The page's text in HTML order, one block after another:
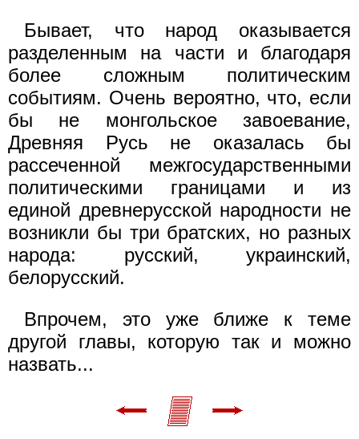
Бывает, что народ оказывается
разделенным на части и благодаря
более сложным политическим
событиям. Очень вероятно, что, если
бы не монгольское завоевание,
Древняя Русь не оказалась бы
рассеченной межгосударственными
политическими границами и из
единой древнерусской народности не
возникли бы три братских, но разных
народа: русский, украинский,
белорусский.
Впрочем, это уже ближе к теме
другой главы, которую так и можно
назвать...